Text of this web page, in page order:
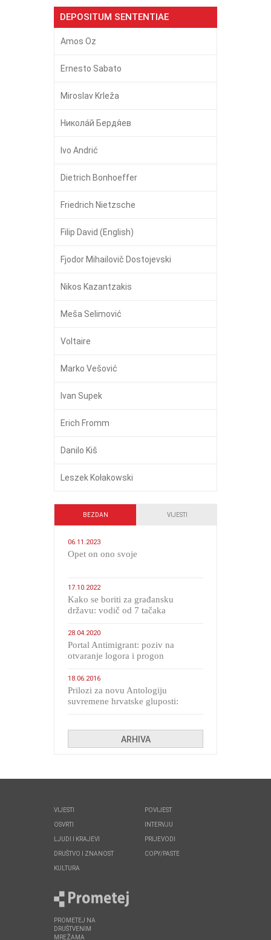
DEPOSITUM SENTENTIAE
Amos Oz
Ernesto Sabato
Miroslav Krleža
Никола́й Бердя́ев
Ivo Andrić
Dietrich Bonhoeffer
Friedrich Nietzsche
Filip David (English)
Fjodor Mihailovič Dostojevski
Nikos Kazantzakis
Meša Selimović
Voltaire
Marko Vešović
Ivan Supek
Erich Fromm
Danilo Kiš
Leszek Kołakowski
BEZDAN VIJESTI
06.11.2023
​Opet on ono svoje
17.10.2022
Kako se boriti za građansku
državu: vodič od 7 tačaka
28.04.2020
Portal Antimigrant: poziv na
otvaranje logora i progon
18.06.2016
Prilozi za novu Antologiju
suvremene hrvatske gluposti:
ARHIVA
VIJESTI
OSVRTI
LJUDI I KRAJEVI
DRUŠTVO I ZNANOST
KULTURA
POVIJEST
INTERVJU
PRIJEVODI
COPY/PASTE
PROMETEJ NA
DRUŠTVENIM
MREŽAMA